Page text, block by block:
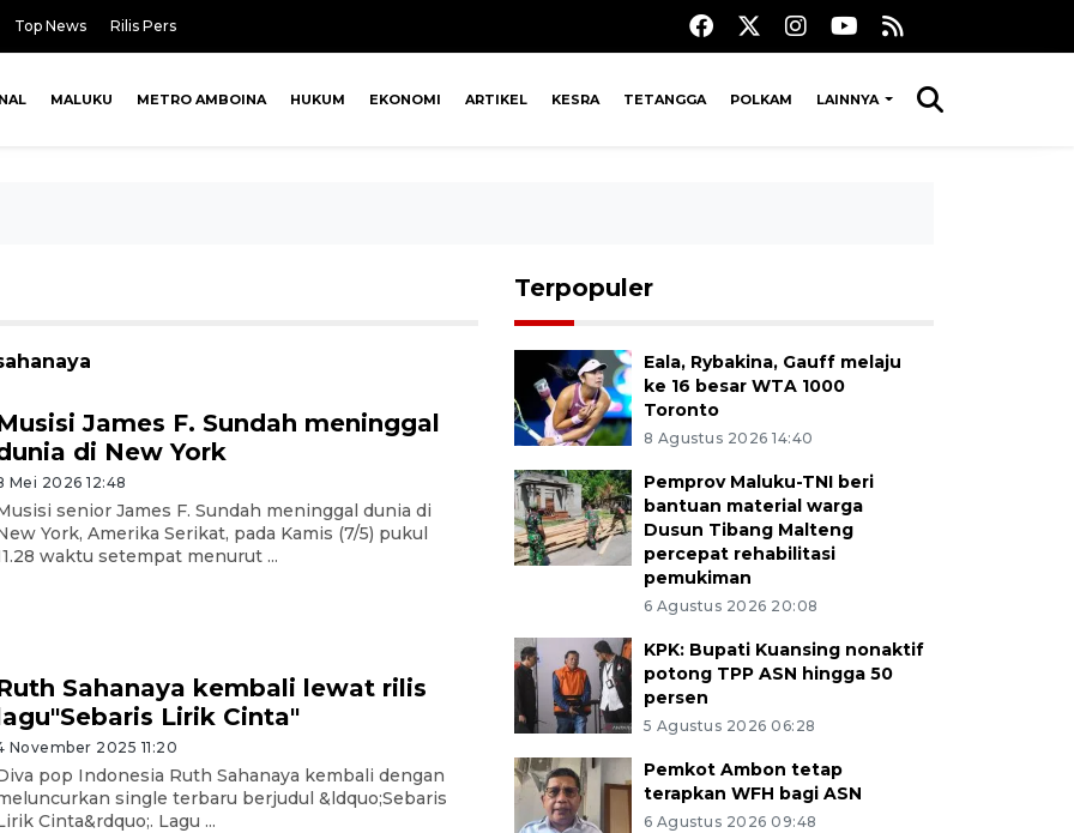
Top News Rilis Pers
MALUKU METRO AMBOINA HUKUM EKONOMI ARTIKEL KESRA TETANGGA POLKAM LAINNYA
James F. Sundah meninggal
di New York
Mei 2026 12:48
senior James F. Sundah meninggal dunia di
York, Amerika Serikat, pada Kamis (7/5) pukul
waktu setempat menurut ...
Sahanaya kembali lewat rilis
Lirik Cinta"
November 2025 11:20
pop Indonesia Ruth Sahanaya kembali dengan
single terbaru berjudul &ldquo;Sebaris
Cinta&rdquo;. Lagu ...
Terpopuler
Eala, Rybakina, Gauff melaju
ke 16 besar WTA 1000
Toronto
8 Agustus 2026 14:40
Pemprov Maluku-TNI beri
bantuan material warga
Dusun Tibang Malteng
percepat rehabilitasi
pemukiman
6 Agustus 2026 20:08
KPK: Bupati Kuansing nonaktif
potong TPP ASN hingga 50
persen
5 Agustus 2026 06:28
Pemkot Ambon tetap
terapkan WFH bagi ASN
6 Agustus 2026 09:48